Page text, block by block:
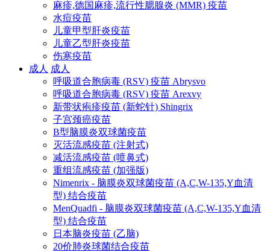
麻疹,德国麻疹,流行性腮腺炎 (MMR) 疫苗
水痘疫苗
儿童甲型肝炎疫苗
儿童乙型肝炎疫苗
伤寒疫苗
成人 成人
呼吸道合胞病毒 (RSV) 疫苗 Abrysvo
呼吸道合胞病毒 (RSV) 疫苗 Arexvy
新带状疱疹疫苗 (新蛇针) Shingrix
子宫颈癌疫苗
B型脑膜炎双球菌疫苗
灭活流感疫苗 (注射式)
减活流感疫苗 (喷鼻式)
重组流感疫苗 (加强版)
Nimenrix - 脑膜炎双球菌疫苗 (A,C,W-135,Y血清
型) 结合疫苗
MenQuadfi - 脑膜炎双球菌疫苗 (A,C,W-135,Y血清
型) 结合疫苗
日本脑炎疫苗 (乙脑)
20价肺炎球菌结合疫苗